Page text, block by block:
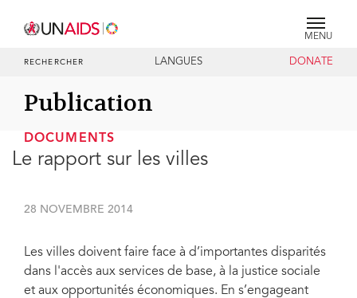
MENU
RECHERCHER LANGUES DONATE
Publication
DOCUMENTS
Le rapport sur les villes
28 NOVEMBRE 2014
Les villes doivent faire face à d’importantes disparités
dans l'accès aux services de base, à la justice sociale
et aux opportunités économiques. En s’engageant